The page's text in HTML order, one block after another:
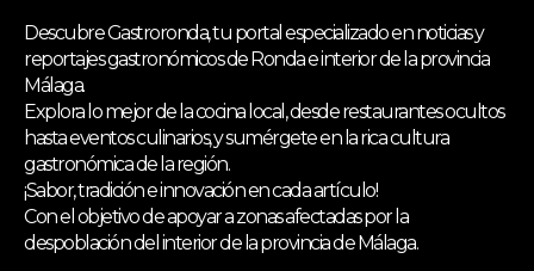
Descubre Gastroronda, tu portal especializado en noticias y
reportajes gastronómicos de Ronda e interior de la provincia
Málaga.
Explora lo mejor de la cocina local, desde restaurantes ocultos
hasta eventos culinarios, y sumérgete en la rica cultura
gastronómica de la región.
¡Sabor, tradición e innovación en cada artículo!
Con el objetivo de apoyar a zonas afectadas por la
despoblación del interior de la provincia de Málaga.